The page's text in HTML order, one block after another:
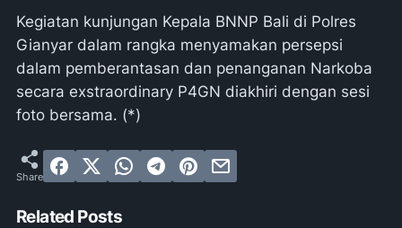
Kegiatan kunjungan Kepala BNNP Bali di Polres
Gianyar dalam rangka menyamakan persepsi
dalam pemberantasan dan penanganan Narkoba
secara exstraordinary P4GN diakhiri dengan sesi
foto bersama. (*)
Related Posts